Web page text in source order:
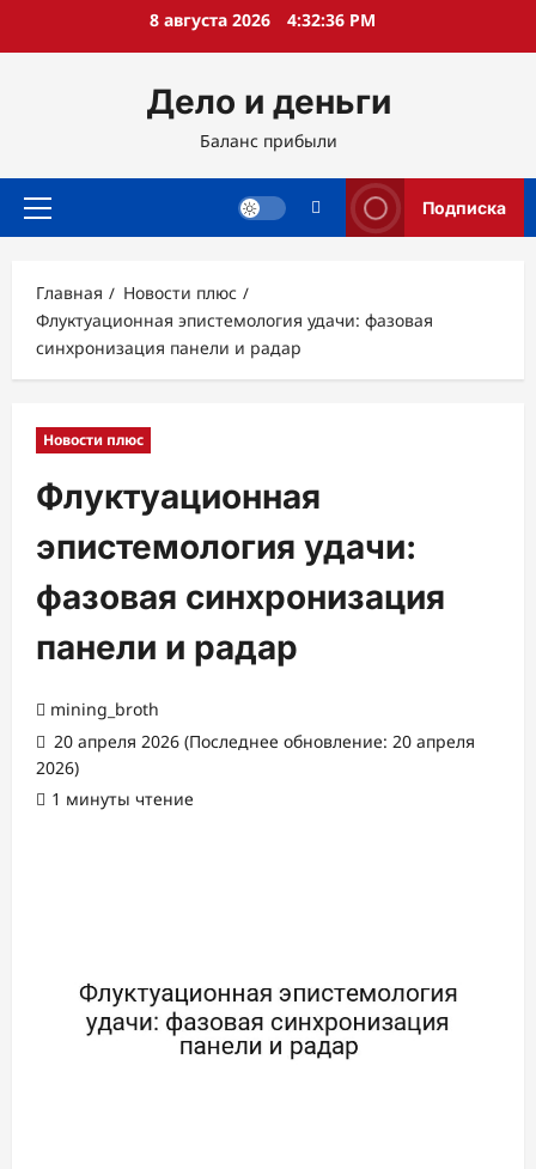
8 августа 2026 4:32:37 PM
Дело и деньги
Баланс прибыли
Основное
Подписка
Главная
Новости плюс
Флуктуационная эпистемология удачи: фазовая
синхронизация панели и радар
Новости плюс
Флуктуационная
эпистемология удачи:
фазовая синхронизация
панели и радар
mining_broth
20 апреля 2026 (Последнее обновление: 20 апреля
2026)
1 минуты чтение